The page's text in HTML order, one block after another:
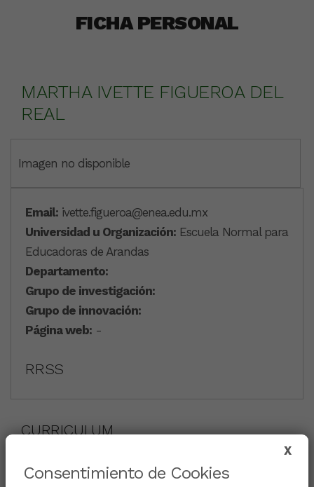
FICHA PERSONAL
MARTHA IVETTE FIGUEROA DEL
REAL
Imagen no disponible
Email: ivette.figueroa@enea.edu.mx
Universidad u Organización: Escuela Normal para
Educadoras de Arandas
Departamento:
Grupo de investigación:
Grupo de innovación:
Página web: -
RRSS
CURRICULUM
X
Consentimiento de Cookies